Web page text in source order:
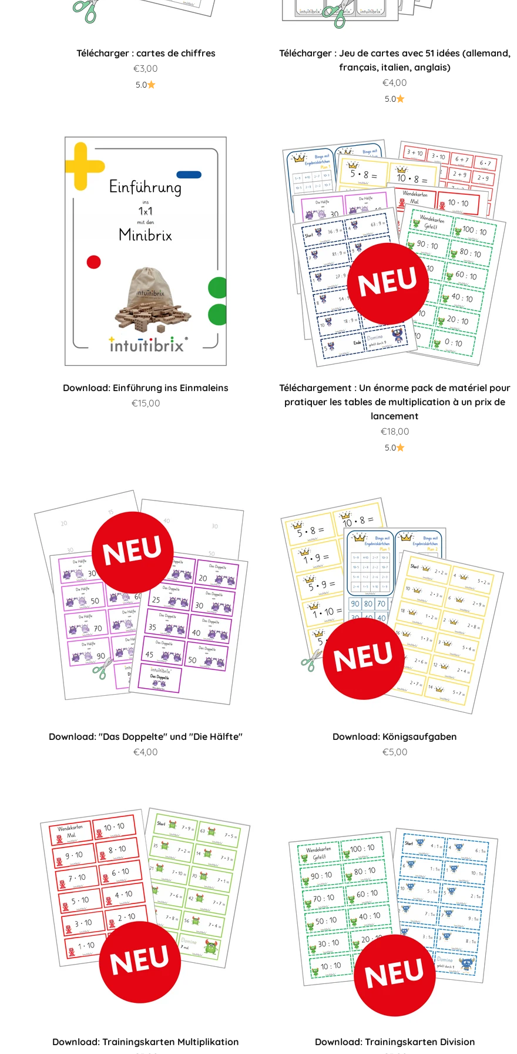
Télécharger : cartes de chiffres
Prix de vente
€3,00
5.0
Télécharger : Jeu de cartes avec 51 idées (allemand,
français, italien, anglais)
Prix de vente
€4,00
5.0
Download: Einführung ins Einmaleins
Prix de vente
€15,00
Téléchargement : Un énorme pack de matériel pour
pratiquer les tables de multiplication à un prix de
lancement
Prix de vente
€18,00
5.0
Download: "Das Doppelte" und "Die Hälfte"
Prix de vente
€4,00
Download: Königsaufgaben
Prix de vente
€5,00
Download: Trainingskarten Multiplikation
Download: Trainingskarten Division